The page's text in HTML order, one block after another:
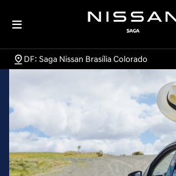
DF: Saga Nissan Brasília Colorado